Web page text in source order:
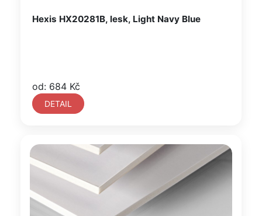
Hexis HX20281B, lesk, Light Navy Blue
od: 684 Kč
DETAIL